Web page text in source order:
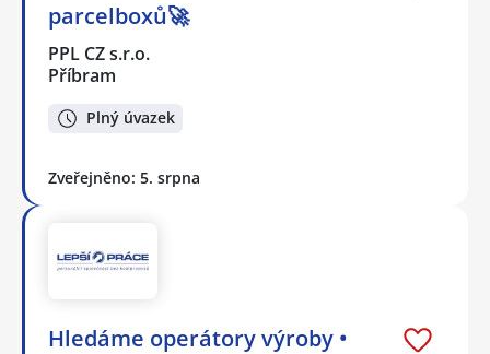
parcelboxů🚀
PPL CZ s.r.o.
Příbram
Plný úvazek
Zveřejněno: 5. srpna
Hledáme operátory výroby •